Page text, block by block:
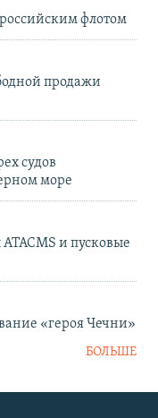
флотом
продажи
судов
море
и пусковые
«героя Чечни»
БОЛЬШЕ